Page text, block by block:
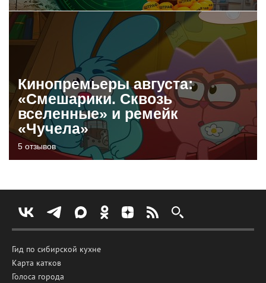
Кинопремьеры августа:
«Смешарики. Сквозь
вселенные» и ремейк
«Чучела»
5 отзывов
Гид по сибирской кухне
Карта катков
Голоса города